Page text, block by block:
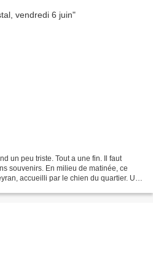
un peu triste. Tout a une fin. Il faut
souvenirs. En milieu de matinée, ce
accueilli par le chien du quartier. Un